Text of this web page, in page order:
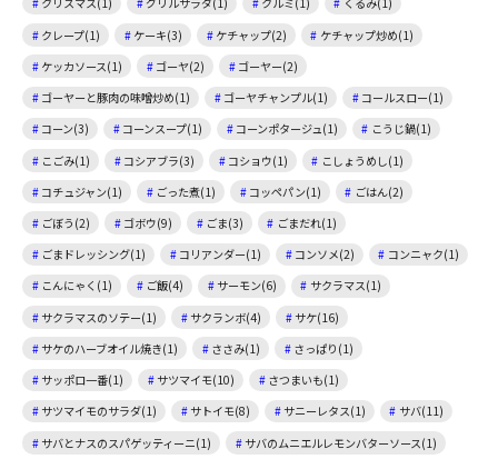
クレープ(1)
ケーキ(3) ケチャップ(2)
ケチャップ炒め(1)
ケッカソース(1)
ゴーヤ(2)
ゴーヤー(2)
ゴーヤーと豚肉の味噌炒め(1)
ゴーヤチャンプル(1)
コールスロー(1)
コーン(3)
コーンスープ(1) コーンポタージュ(1)
こうじ鍋(1)
こごみ(1)
コシアブラ(3) コショウ(1)
こしょうめし(1)
コチュジャン(1)
ごった煮(1) コッペパン(1)
ごはん(2)
ごぼう(2)
ゴボウ(9) ごま(3)
ごまだれ(1)
ごまドレッシング(1)
コリアンダー(1) コンソメ(2)
コンニャク(1)
こんにゃく(1)
ご飯(4) サーモン(6)
サクラマス(1)
サクラマスのソテー(1)
サクランボ(4)
サケ(16)
サケのハーブオイル焼き(1)
ささみ(1)
さっぱり(1)
サッポロ一番(1)
サツマイモ(10)
さつまいも(1)
サツマイモのサラダ(1)
サトイモ(8) サニーレタス(1)
サバ(11)
サバとナスのスパゲッティーニ(1)
サバのムニエルレモンバターソース(1)